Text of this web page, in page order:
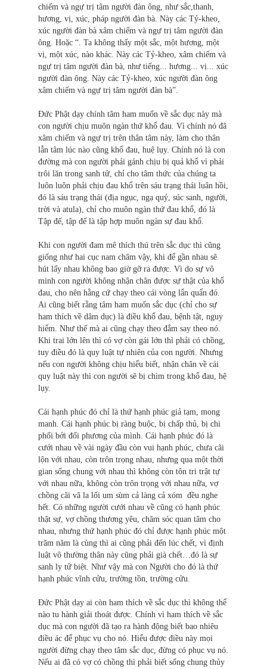
chiếm và ngự trị tâm người đàn ông, như sắc,thanh,
hương, vị, xúc, pháp người đàn bà. Này các Tỷ-kheo,
xúc người đàn bà xâm chiếm và ngự trị tâm người đàn
ông. Hoặc “. Ta không thấy một sắc, một hương, một
vị, một xúc, nào khác. Này các Tỷ-kheo, xâm chiếm và
ngự trị tâm người đàn bà, như tiếng... hương... vị... xúc
người đàn ông. Này các Tỷ-kheo, xúc người đàn ông
xâm chiếm và ngự trị tâm người đàn bà”.
Đức Phật dạy chính tâm ham muốn về sắc dục này mà
con người chịu muôn ngàn thứ khổ đau. Vì chính nó đã
xâm chiếm và ngự trị trên thân tâm này, làm cho thân
lẫn tâm lúc nào cũng khổ đau, huệ lụy. Chính nó là con
đường mà con người phải gánh chịu bị quả khổ vì phải
trôi lăn trong sanh tử, chỉ cho tâm thức của chúng ta
luôn luôn phải chịu đau khổ trên sáu trạng thái luân hồi,
đó là sáu trạng thái (địa ngục, ngạ quỷ, súc sanh, người,
trời và atula), chỉ cho muôn ngàn thứ đau khổ, đó là
Tập đế, tập đế là tập hợp muôn ngàn sự đau khổ.
Khi con người đam mê thích thú trên sắc dục thì cũng
giống như hai cục nam châm vậy, khi để gần nhau sẽ
hút lấy nhau không bao giờ gỡ ra được. Vì do sự vô
minh con người không nhận chân được sự thật của khổ
đau, cho nên hằng cứ chạy theo cái vòng lẩn quẩn đó.
Ai cũng biết rằng tâm ham muốn sắc dục (chỉ cho sự
ham thích về dâm dục) là điều khổ đau, bệnh tật, nguy
hiểm. Như thế mà ai cũng chạy theo đắm say theo nó.
Khi trai lớn lên thì có vợ còn gái lớn thì phải có chồng,
tuy điều đó là quy luật tự nhiên của con người. Nhưng
nếu con người không chịu hiểu biết, nhận chân về cái
quy luật này thì con người sẽ bị chìm trong khổ đau, hệ
lụy.
Cái hạnh phúc đó chỉ là thứ hạnh phúc giả tạm, mong
manh. Cái hạnh phúc bị ràng buộc, bị chấp thủ, bị chi
phối bởi đối phương của mình. Cái hạnh phúc đó là
cưới nhau về vài ngày đầu còn vui hạnh phúc, chưa cãi
lộn với nhau, còn trôn trọng nhau, nhưng qua một thời
gian sống chung với nhau thì không còn tôn tri trật tự
với nhau nữa, không còn trôn trọng với nhau nữa, vợ
chồng cãi vã la lối um sùm cả làng cả xóm đều nghe
hết. Có những người cưới nhau về cũng có hạnh phúc
thật sự, vợ chồng thương yêu, chăm sóc quan tâm cho
nhau, nhưng thứ hạnh phúc đó chỉ được hạnh phúc một
trăm năm là cùng thì ai cũng phải đến lúc chết, vì định
luật vô thường thân này cũng phải già chết…đó là sự
sanh ly tử biệt. Như vậy mà con Người cho đó là thứ
hạnh phúc vĩnh cửu, trường tồn, trường cửu.
Đức Phật dạy ai còn ham thích về sắc dục thì không thể
nào tu hành giải thoát được. Chính vì ham thích về sắc
dục mà con người đã tạo ra hành động biết bao nhiêu
điều ác để phục vụ cho nó. Hiểu được điều này mọi
người đừng chạy theo tâm sắc dục, đừng có phục vụ nó.
Nếu ai đã có vợ có chồng thì phải biết sống chung thủy